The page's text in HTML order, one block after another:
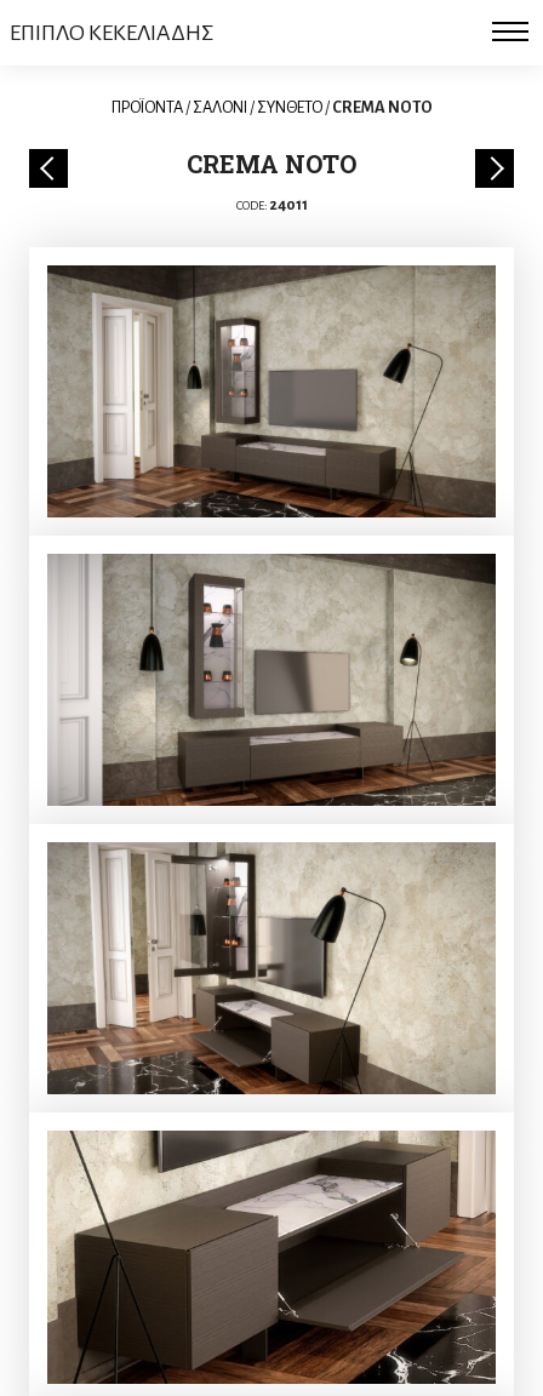
ΕΠΙΠΛΟ ΚΕΚΕΛΙΑΔΗΣ
ΠΡΟΪΟΝΤΑ/ ΣΑΛΟΝΙ / ΣΥΝΘΕΤΟ/ CREMA NOTO
CREMA NOTO
CODE: 24011